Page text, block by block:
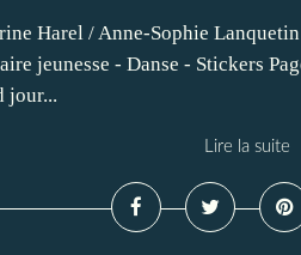
Harel / Anne-Sophie
jeunesse - Danse - Stickers
jour...
Lire la suite